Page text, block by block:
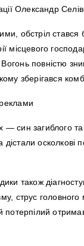
Олександр
обстріл стався
місцевого
повністю
зберігався
син загиблого та
осколкові
також
струс головного
потерпілий